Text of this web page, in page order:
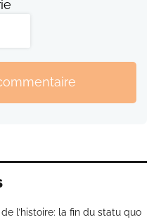
l’histoire: la fin du statu quo